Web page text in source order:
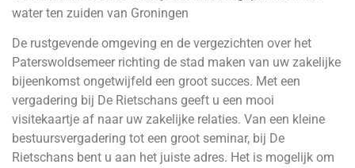
water ten zuiden van Groningen
De rustgevende omgeving en de vergezichten over het
Paterswoldsemeer richting de stad maken van uw zakelijke
bijeenkomst ongetwijfeld een groot succes. Met een
vergadering bij De Rietschans geeft u een mooi
visitekaartje af naar uw zakelijke relaties. Van een kleine
bestuursvergadering tot een groot seminar, bij De
Rietschans bent u aan het juiste adres. Het is mogelijk om